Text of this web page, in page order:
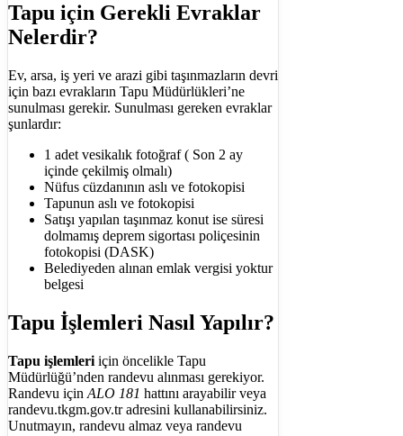
Tapu için Gerekli Evraklar
Nelerdir?
Ev, arsa, iş yeri ve arazi gibi taşınmazların devri
için bazı evrakların Tapu Müdürlükleri’ne
sunulması gerekir. Sunulması gereken evraklar
şunlardır:
1 adet vesikalık fotoğraf ( Son 2 ay
içinde çekilmiş olmalı)
Nüfus cüzdanının aslı ve fotokopisi
Tapunun aslı ve fotokopisi
Satışı yapılan taşınmaz konut ise süresi
dolmamış deprem sigortası poliçesinin
fotokopisi (DASK)
Belediyeden alınan emlak vergisi yoktur
belgesi
Tapu İşlemleri Nasıl Yapılır?
Tapu işlemleri için öncelikle Tapu
Müdürlüğü’nden randevu alınması gerekiyor.
Randevu için ALO 181 hattını arayabilir veya
randevu.tkgm.gov.tr adresini kullanabilirsiniz.
Unutmayın, randevu almaz veya randevu